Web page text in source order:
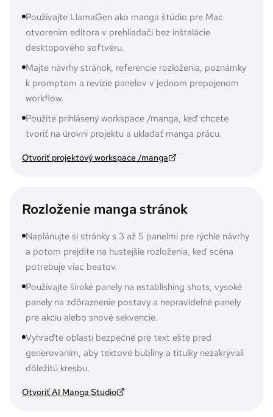
Používajte LlamaGen ako manga štúdio pre Mac
otvorením editora v prehliadači bez inštalácie
desktopového softvéru.
Majte návrhy stránok, referencie rozloženia, poznámky
k promptom a revízie panelov v jednom prepojenom
workflow.
Použite prihlásený workspace /manga, keď chcete
tvoriť na úrovni projektu a ukladať manga prácu.
Otvoriť projektový workspace /manga
Rozloženie manga stránok
Naplánujte si stránky s 3 až 5 panelmi pre rýchle návrhy
a potom prejdite na hustejšie rozloženia, keď scéna
potrebuje viac beatov.
Používajte široké panely na establishing shots, vysoké
panely na zdôraznenie postavy a nepravidelné panely
pre akciu alebo snové sekvencie.
Vyhraďte oblasti bezpečné pre text ešte pred
generovaním, aby textové bubliny a titulky nezakrývali
dôležitú kresbu.
Otvoriť AI Manga Studio